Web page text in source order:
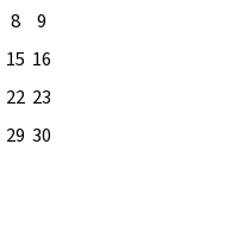
8
9
15 16
22 23
29 30